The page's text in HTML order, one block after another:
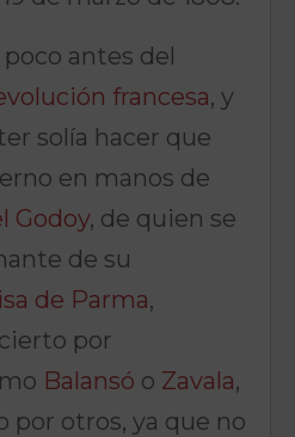
antes del
francesa, y
solía hacer que
en manos de
Godoy, de quien se
de su
de Parma,
por
Balansó o Zavala,
por otros, ya que no